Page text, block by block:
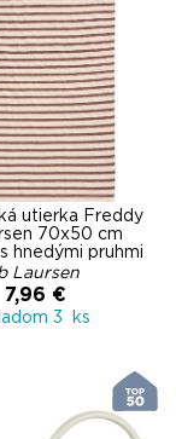
utierka Freddy
70x50 cm
hnedými pruhmi
Laursen
7,96 €
3 ks